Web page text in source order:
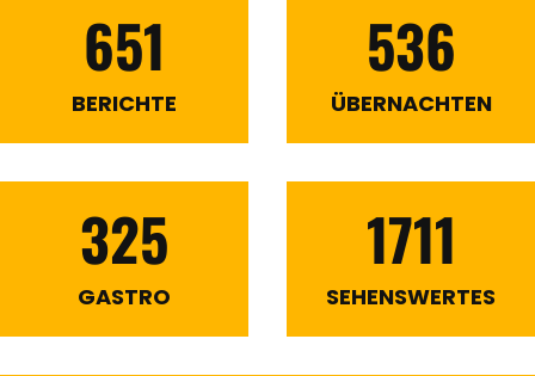
651
BERICHTE
536
ÜBERNACHTEN
325
GASTRO
1711
SEHENSWERTES